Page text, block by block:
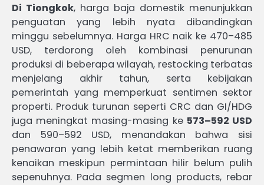
Di Tiongkok, harga baja domestik menunjukkan
penguatan yang lebih nyata dibandingkan
minggu sebelumnya. Harga HRC naik ke 470–485
USD, terdorong oleh kombinasi penurunan
produksi di beberapa wilayah, restocking terbatas
menjelang akhir tahun, serta kebijakan
pemerintah yang memperkuat sentimen sektor
properti. Produk turunan seperti CRC dan GI/HDG
juga meningkat masing-masing ke 573–592 USD
dan 590–592 USD, menandakan bahwa sisi
penawaran yang lebih ketat memberikan ruang
kenaikan meskipun permintaan hilir belum pulih
sepenuhnya. Pada segmen long products, rebar